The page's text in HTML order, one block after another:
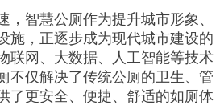
，智慧公厕作为提升城市形象、
施，正逐步成为现代城市建设的
联网、大数据、人工智能等技术
不仅解决了传统公厕的卫生、管
了更安全、便捷、舒适的如厕体